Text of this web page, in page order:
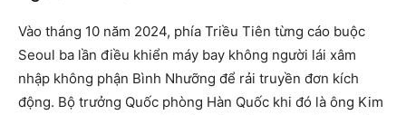
Vào tháng 10 năm 2024, phía Triều Tiên từng cáo buộc
Seoul ba lần điều khiển máy bay không người lái xâm
nhập không phận Bình Nhưỡng để rải truyền đơn kích
động. Bộ trưởng Quốc phòng Hàn Quốc khi đó là ông Kim